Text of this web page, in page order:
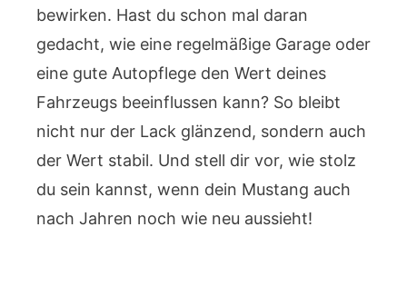
bewirken. Hast du schon mal daran
gedacht, wie eine regelmäßige Garage oder
eine gute Autopflege den Wert deines
Fahrzeugs beeinflussen kann? So bleibt
nicht nur der Lack glänzend, sondern auch
der Wert stabil. Und stell dir vor, wie stolz
du sein kannst, wenn dein Mustang auch
nach Jahren noch wie neu aussieht!